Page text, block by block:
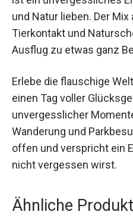
Harz ist ein
Tiere und Natur lieben.
Ausflug zu etwas ganz
Erlebe die flauschige
genieße einen Tag voller
unvergesslicher
Wanderung und
Wünsche offen und
du so schnell nicht
Ähnliche